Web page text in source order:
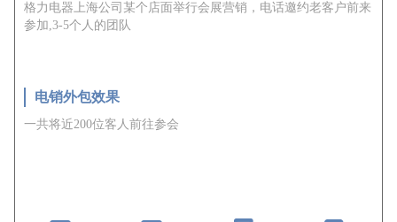
格力电器上海公司某个店面举行会展营销，电话邀约老客户前来
参加,3-5个人的团队
电销外包效果
一共将近200位客人前往参会